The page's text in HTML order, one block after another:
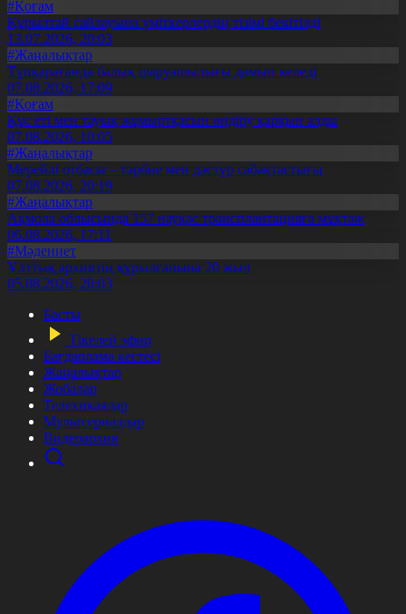
#Қоғам
Құрылтай сайлауына үміткерлердің тізімі бекітілді
13.07.2026, 20:03
#Жаңалықтар
Түпқарағанда балық шаруашылығы дамып келеді
07.08.2026, 17:09
#Қоғам
Құс еті мен тауық жұмыртқасын өндіру қарқын алды
07.08.2026, 10:05
#Жаңалықтар
Мерейлі отбасы – тәрбие мен дәстүр сабақтастығы
07.08.2026, 20:19
#Жаңалықтар
Ақмола облысында 157 науқас трансплантацияға мұқтаж
06.08.2026, 17:11
#Мәдениет
Ұлттық архивтің құрылғанына 20 жыл
05.08.2026, 20:03
Басты
Тікелей эфир
Бағдарлама кестесі
Жаңалықтар
Жобалар
Телехикаялар
Мультсериалдар
Видеоархив